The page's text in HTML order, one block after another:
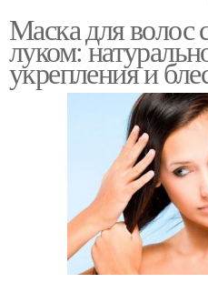
Маска для волос
луком:
укрепления и